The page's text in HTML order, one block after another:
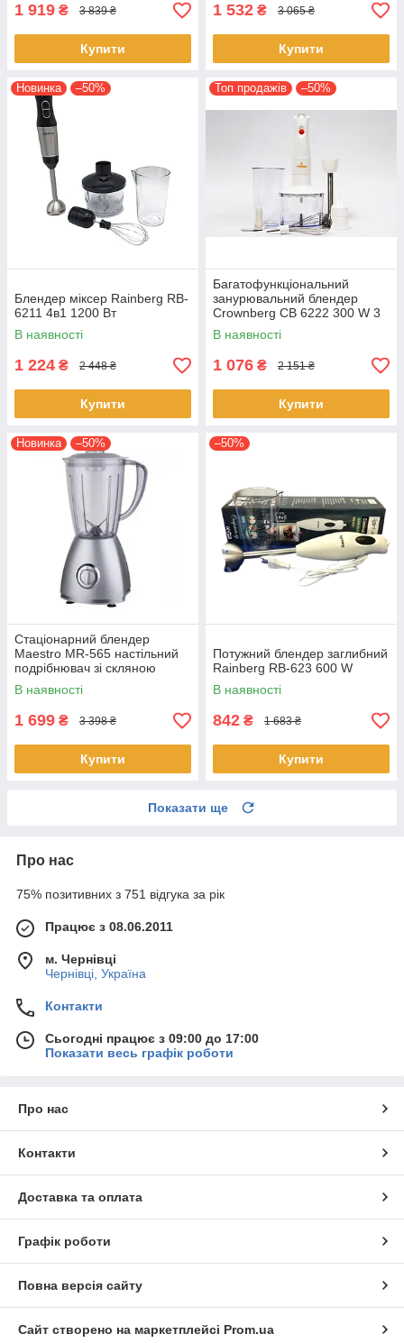
1 919 ₴ 3 839 ₴
Купити
1 532 ₴ 3 065 ₴
Купити
Новинка –50%
Блендер міксер Rainberg RB-
6211 4в1 1200 Вт
В наявності
1 224 ₴ 2 448 ₴
Купити
Топ продажів –50%
Багатофункціональний
занурювальний блендер
Crownberg CB 6222 300 W 3
в 1 електричний домашній
кухонний
В наявності
1 076 ₴ 2 151 ₴
Купити
Новинка –50%
Стаціонарний блендер
Maestro MR-565 настільний
подрібнювач зі скляною
чашею
В наявності
1 699 ₴ 3 398 ₴
Купити
–50%
Потужний блендер заглибний
Rainberg RB-623 600 W
В наявності
842 ₴ 1 683 ₴
Купити
Показати ще
Про нас
75% позитивних з 751 відгука за рік
Працює з 08.06.2011
м. Чернівці
Чернівці, Україна
Контакти
Сьогодні працює з 09:00 до 17:00
Показати весь графік роботи
Про нас
Контакти
Доставка та оплата
Графік роботи
Повна версія сайту
Сайт створено на маркетплейсі Prom.ua